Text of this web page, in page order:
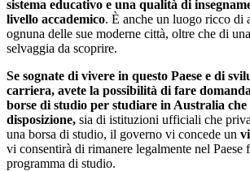
sistema educativo e una qualità di
livello accademico. È anche un luogo ricco di
ognuna delle sue moderne città, oltre che di
selvaggia da scoprire.
Se sognate di vivere in questo Paese e di
carriera, avete la possibilità di fare
borse di studio per studiare in Australia che
disposizione, sia di istituzioni ufficiali che
una borsa di studio, il governo vi concede un
vi consentirà di rimanere legalmente nel Paese
programma di studio.